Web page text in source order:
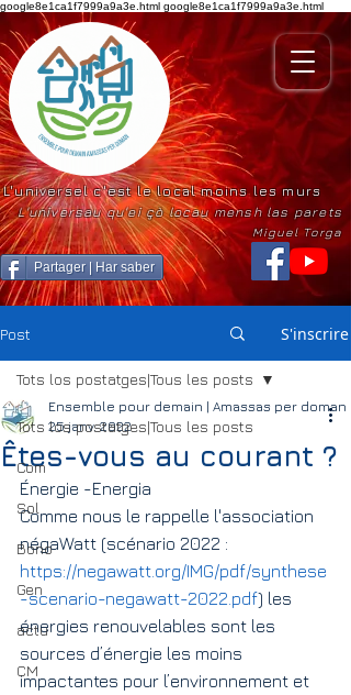
google8e1ca1f7999a9a3e.html google8e1ca1f7999a9a3e.html
Partager | Har saber
L'universel c'est le local moins les murs
L'universau qu'ei çò locau mensh las parets
Miguel Torga
Post S'inscrire
Tots los postatges|Tous les posts
Com
Sol
Bono
Gen
actu
CM
Tots los postatges|Tous les posts
Êtes-vous au courant ?
Ensemble pour demain | Amassas per doman
25 janv. 2022
Énergie -Energia
Comme nous le rappelle l'association
négaWatt (scénario 2022 :
https://negawatt.org/IMG/pdf/synthese
-scenario-negawatt-2022.pdf) les
énergies renouvelables sont les
sources d’énergie les moins
impactantes pour l’environnement et